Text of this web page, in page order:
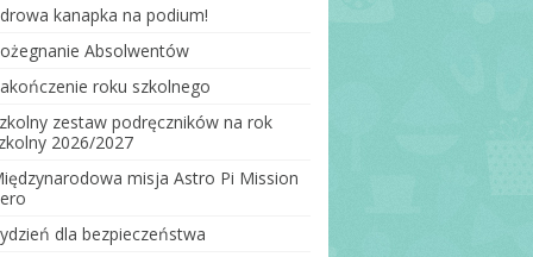
Lekturki
różni, a
kanapka na podium!
Absolwentów
roku szkolnego
zestaw podręczników na rok
2026/2027
misja Astro Pi Mission
dla bezpieczeństwa